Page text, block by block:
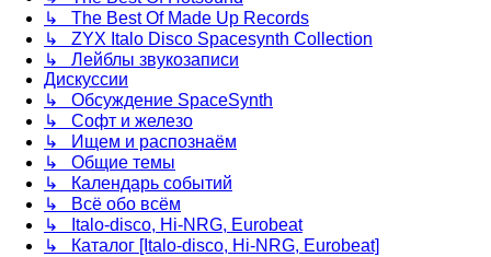
↳ The Best Of Made Up Records
↳ ZYX Italo Disco Spacesynth Collection
↳ Лейблы звукозаписи
Дискуссии
↳ Обсуждение SpaceSynth
↳ Софт и железо
↳ Ищем и распознаём
↳ Общие темы
↳ Календарь событий
↳ Всё обо всём
↳ Italo-disco, Hi-NRG, Eurobeat
↳ Каталог [Italo-disco, Hi-NRG, Eurobeat]